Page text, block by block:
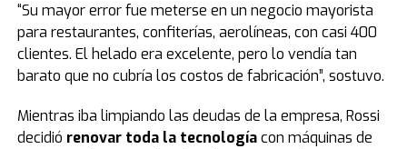
“Su mayor error fue meterse en un negocio mayorista
para restaurantes, confiterías, aerolíneas, con casi 400
clientes. El helado era excelente, pero lo vendía tan
barato que no cubría los costos de fabricación”, sostuvo.
Mientras iba limpiando las deudas de la empresa, Rossi
decidió renovar toda la tecnologíacon máquinas de